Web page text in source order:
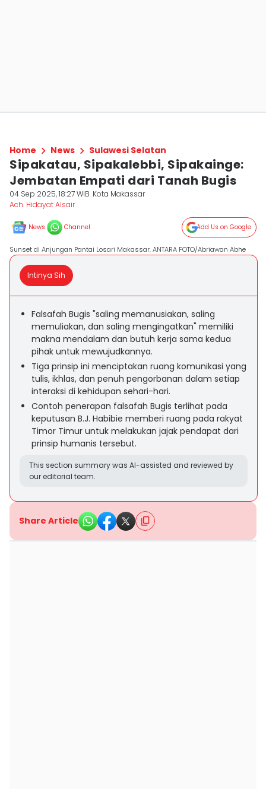
Home News Sulawesi Selatan
Sipakatau, Sipakalebbi, Sipakainge:
Jembatan Empati dari Tanah Bugis
04 Sep 2025, 18:27 WIB Kota Makassar
Ach. Hidayat Alsair
News Channel Add Us on Google
Sunset di Anjungan Pantai Losari Makassar. ANTARA FOTO/Abriawan Abhe
Intinya Sih
Falsafah Bugis "saling memanusiakan, saling
memuliakan, dan saling mengingatkan" memiliki
makna mendalam dan butuh kerja sama kedua
pihak untuk mewujudkannya.
Tiga prinsip ini menciptakan ruang komunikasi yang
tulis, ikhlas, dan penuh pengorbanan dalam setiap
interaksi di kehidupan sehari-hari.
Contoh penerapan falsafah Bugis terlihat pada
keputusan B.J. Habibie memberi ruang pada rakyat
Timor Timur untuk melakukan jajak pendapat dari
prinsip humanis tersebut.
This section summary was AI-assisted and reviewed by
our editorial team.
Share Article